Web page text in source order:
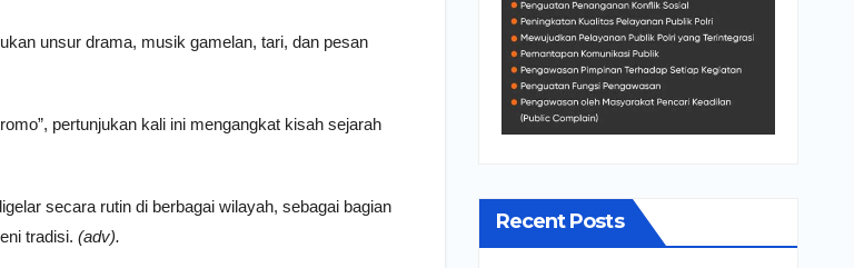
unsur drama, musik gamelan, tari, dan pesan
pertunjukan kali ini mengangkat kisah sejarah
secara rutin di berbagai wilayah, sebagai bagian
tradisi. (adv).
Recent Posts